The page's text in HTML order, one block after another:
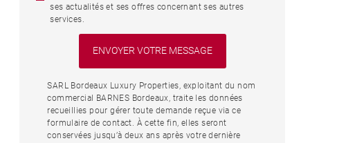
ses actualités et ses offres concernant ses autres
services.
SARL Bordeaux Luxury Properties, exploitant du nom
commercial BARNES Bordeaux, traite les données
recueillies pour gérer toute demande reçue via ce
formulaire de contact. À cette fin, elles seront
conservées jusqu’à deux ans après votre dernière